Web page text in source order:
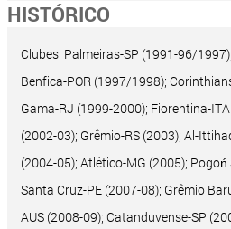
HISTÓRICO
Clubes: Palmeiras-SP (1991-96/
Benfica-POR (1997/1998);
Gama-RJ (1999-2000); Fiorentina-
(2002-03); Grêmio-RS (2003); Al-
(2004-05); Atlético-MG (2005); Pogoń
Santa Cruz-PE (2007-08); Grêmio
AUS (2008-09); Catanduvense-SP